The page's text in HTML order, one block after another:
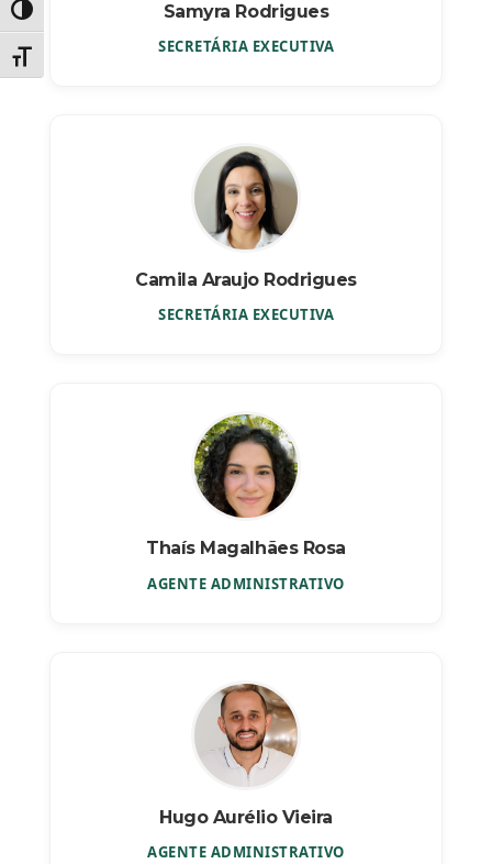
Alternar alto contraste
Alternar tamanho da fonte
Samyra Rodrigues
SECRETÁRIA EXECUTIVA
Camila Araujo Rodrigues
SECRETÁRIA EXECUTIVA
Thaís Magalhães Rosa
AGENTE ADMINISTRATIVO
Hugo Aurélio Vieira
AGENTE ADMINISTRATIVO